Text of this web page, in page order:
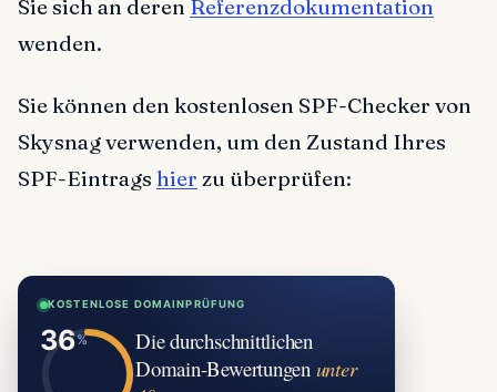
Sie sich an deren Referenzdokumentation
wenden.
Sie können den kostenlosen SPF-Checker von
Skysnag verwenden, um den Zustand Ihres
SPF-Eintrags hier zu überprüfen:
KOSTENLOSE DOMAINPRÜFUNG
Die durchschnittlichen
Domain-Bewertungen unter